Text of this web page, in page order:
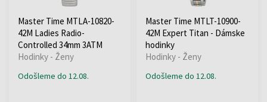
Master Time MTLA-10820-
42M Ladies Radio-
Controlled 34mm 3ATM
Hodinky - Ženy
Odošleme do 12.08.
Master Time MTLT-10900-
42M Expert Titan - Dámske
hodinky
Hodinky - Ženy
Odošleme do 12.08.